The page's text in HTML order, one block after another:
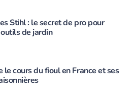
Stihl : le secret de pro pour
de jardin
le cours du fioul en France et ses